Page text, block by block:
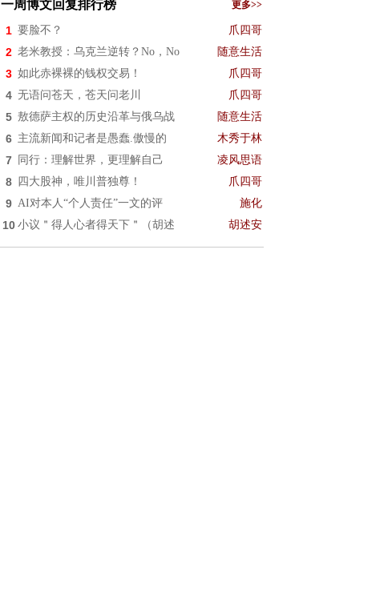
一周博文回复排行榜 更多>>
1 要脸不？ 爪四哥
2 老米教授：乌克兰逆转？No，No 随意生活
3 如此赤裸裸的钱权交易！ 爪四哥
4 无语问苍天，苍天问老川 爪四哥
5 敖德萨主权的历史沿革与俄乌战 随意生活
6 主流新闻和记者是愚蠢.傲慢的 木秀于林
7 同行：理解世界，更理解自己 凌风思语
8 四大股神，唯川普独尊！ 爪四哥
9 AI对本人“个人责任”一文的评 施化
10 小议＂得人心者得天下＂（胡述 胡述安